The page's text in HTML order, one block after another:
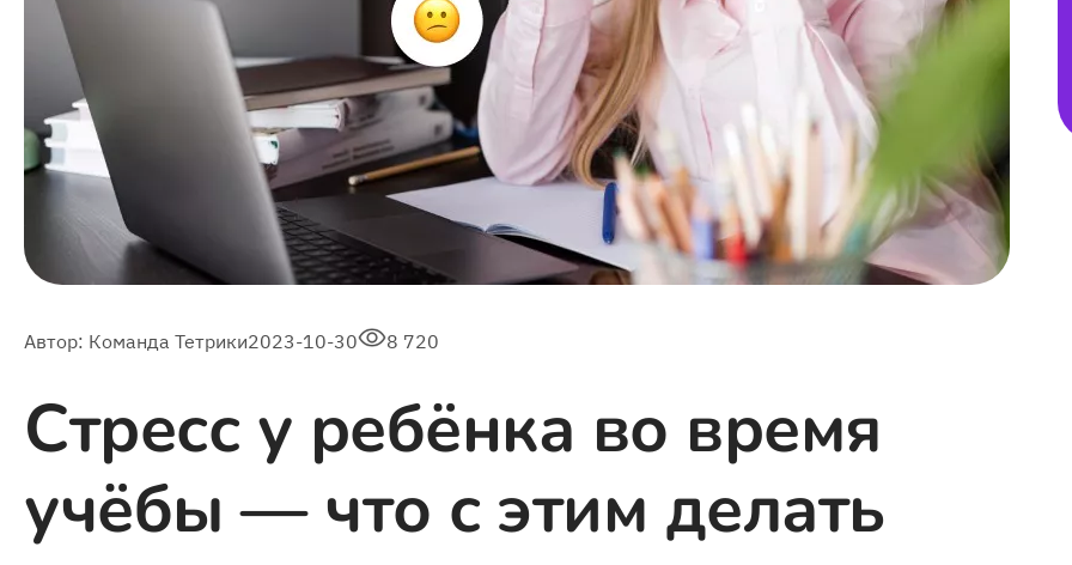
Автор: Команда Тетрики2023-10-30 8 720
Стресс у ребёнка во время
учёбы — что с этим делать